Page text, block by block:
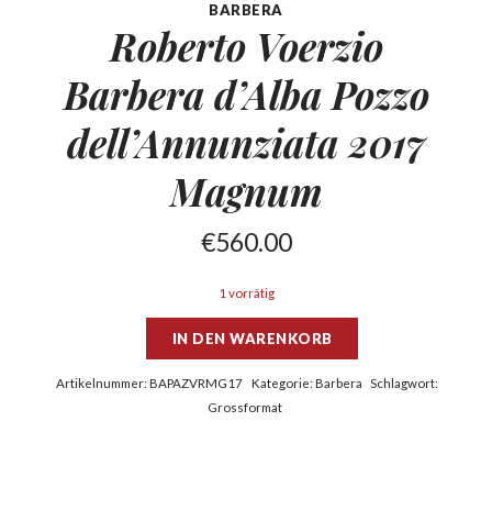
BARBERA
Roberto Voerzio
Barbera d’Alba Pozzo
dell’Annunziata 2017
Magnum
€560.00
1 vorrätig
IN DEN WARENKORB
Artikelnummer:BAPAZVRMG17 Kategorie: Barbera
Schlagwort:
Grossformat